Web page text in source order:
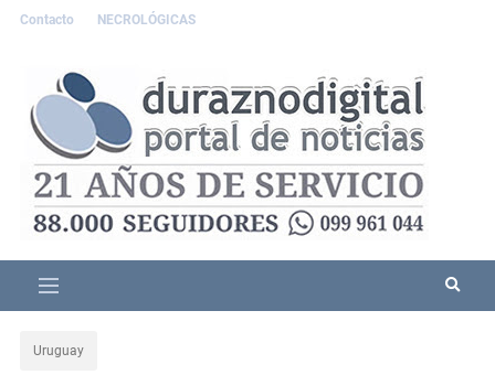
Contacto NECROLÓGICAS
Uruguay